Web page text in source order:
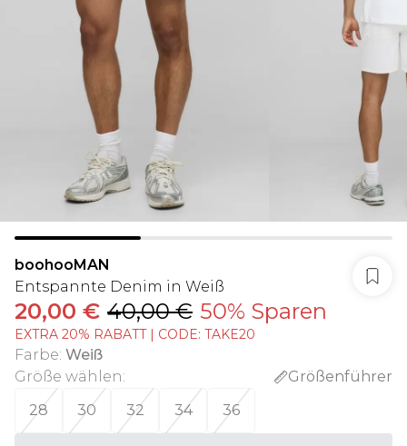
boohooMAN
Entspannte Denim in Weiß
20,00 € 40,00 € 50% Sparen
EXTRA 20% RABATT | CODE: TAKE20
Farbe: Weiß
Größe wählen:
Größenführer
28
30 32 34 36